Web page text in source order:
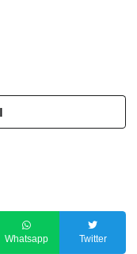
Whatsapp Twitter